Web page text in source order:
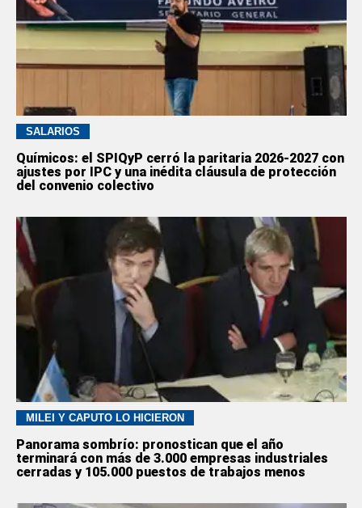
SALARIOS
Químicos: el SPIQyP cerró la paritaria 2026-2027 con
ajustes por IPC y una inédita cláusula de protección
del convenio colectivo
MILEI Y CAPUTO LO HICIERON
Panorama sombrío: pronostican que el año
terminará con más de 3.000 empresas industriales
cerradas y 105.000 puestos de trabajos menos